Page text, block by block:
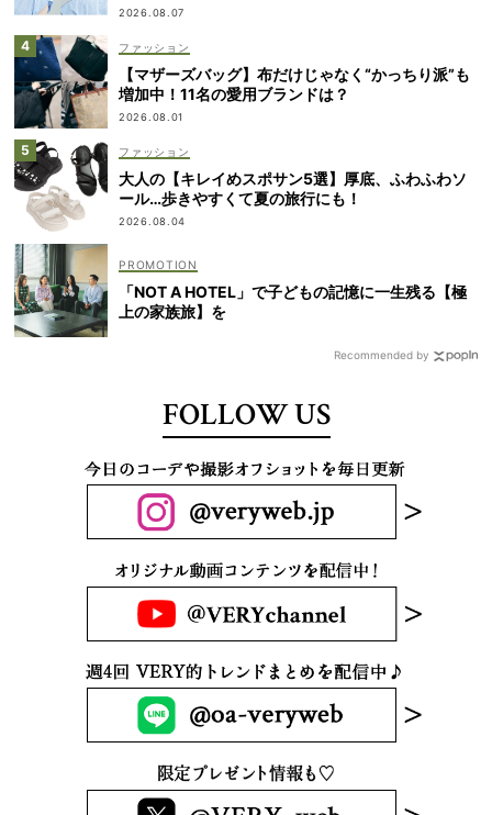
2026.08.07
ファッション
【マザーズバッグ】布だけじゃなく“かっちり派”も
増加中！11名の愛用ブランドは？
2026.08.01
ファッション
大人の【キレイめスポサン5選】厚底、ふわふわソ
ール…歩きやすくて夏の旅行にも！
2026.08.04
「NOT A HOTEL」で子どもの記憶に一生残る【極
上の家族旅】を
Recommended by
FOLLOW US